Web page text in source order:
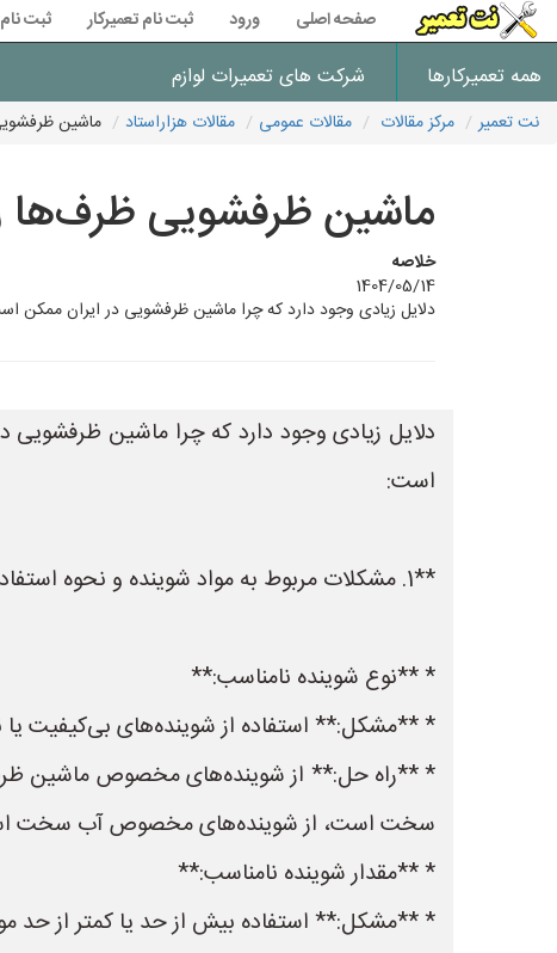
صفحه اصلی ورود ثبت نام تعمیرکار ثبت
همه تعمیرکارها شرکت های تعمیرات لوازم
نت تعمیر مرکز مقالات مقالات عمومی مقالات هزاراستاد ماشین
ماشین ظرفشویی ظرف‌ها
خلاصه
1404/05/14
دلایل زیادی وجود دارد که چرا ماشین ظرفشویی در ایران ممکن است
دلایل زیادی وجود دارد که چرا ماشین ظرفشویی
است:
**1. مشکلات مربوط به مواد شوینده و نحوه استفاده:**
* **نوع شوینده نامناسب:**
* **مشکل:** استفاده از شوینده‌های بی‌کیفیت
* **راه حل:** از شوینده‌های مخصوص ماشین
سخت است، از شوینده‌های مخصوص آب سخت
* **مقدار شوینده نامناسب:**
* **مشکل:** استفاده بیش از حد یا کمتر از حد